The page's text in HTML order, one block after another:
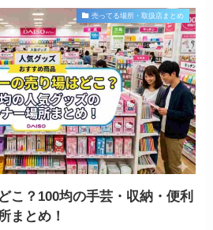
売ってる場所・取扱店まとめ
こ？100均の手芸・収納・便利
まとめ！